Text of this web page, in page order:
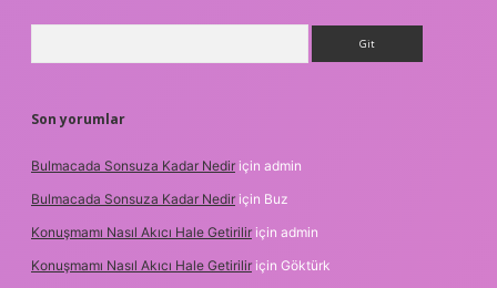
Son yorumlar
Bulmacada Sonsuza Kadar Nedir için admin
Bulmacada Sonsuza Kadar Nedir için Buz
Konuşmamı Nasıl Akıcı Hale Getirilir için admin
Konuşmamı Nasıl Akıcı Hale Getirilir için Göktürk